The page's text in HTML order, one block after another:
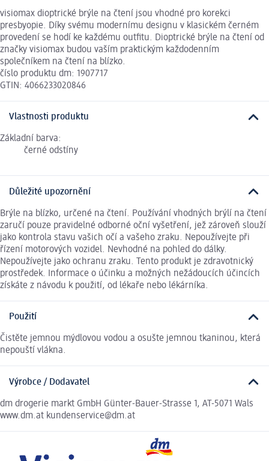
visiomax dioptrické brýle na čtení jsou vhodné pro korekci
presbyopie. Díky svému modernímu designu v klasickém černém
provedení se hodí ke každému outfitu. Dioptrické brýle na čtení od
značky visiomax budou vaším praktickým každodenním
společníkem na čtení na blízko.
číslo produktu dm: 1907717
GTIN: 4066233020846
Vlastnosti produktu
Základní barva:
černé odstíny
Důležité upozornění
Brýle na blízko, určené na čtení. Používání vhodných brýlí na čtení
zaručí pouze pravidelné odborné oční vyšetření, jež zároveň slouží
jako kontrola stavu vašich očí a vašeho zraku. Nepoužívejte při
řízení motorových vozidel. Nevhodné na pohled do dálky.
Nepoužívejte jako ochranu zraku. Tento produkt je zdravotnický
prostředek. Informace o účinku a možných nežádoucích účincích
získáte z návodu k použití, od lékaře nebo lékárníka.
Použití
Čistěte jemnou mýdlovou vodou a osušte jemnou tkaninou, která
nepouští vlákna.
Výrobce / Dodavatel
dm drogerie markt GmbH Günter-Bauer-Strasse 1, AT-5071 Wals
www.dm.at kundenservice@dm.at